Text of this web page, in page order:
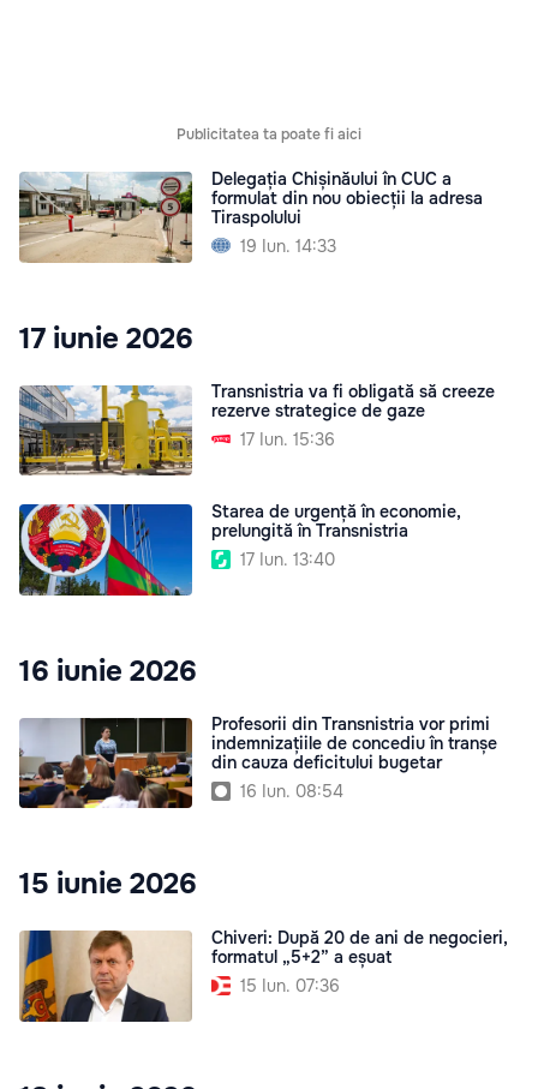
Publicitatea ta poate fi aici
Delegația Chișinăului în CUC a
formulat din nou obiecții la adresa
Tiraspolului
19 Iun. 14:33
17 iunie 2026
Transnistria va fi obligată să creeze
rezerve strategice de gaze
17 Iun. 15:36
Starea de urgență în economie,
prelungită în Transnistria
17 Iun. 13:40
16 iunie 2026
Profesorii din Transnistria vor primi
indemnizațiile de concediu în tranșe
din cauza deficitului bugetar
16 Iun. 08:54
15 iunie 2026
Chiveri: După 20 de ani de negocieri,
formatul „5+2” a eșuat
15 Iun. 07:36